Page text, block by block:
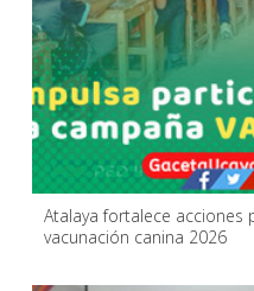
Atalaya fortalece acciones
vacunación canina 2026